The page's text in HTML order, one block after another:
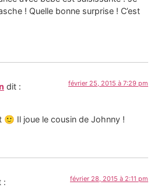
! Quelle bonne surprise ! C’est
dit : février 25, 2015 à 7:29 pm
🙂 Il joue le cousin de Johnny !
: février 28, 2015 à 2:11 pm